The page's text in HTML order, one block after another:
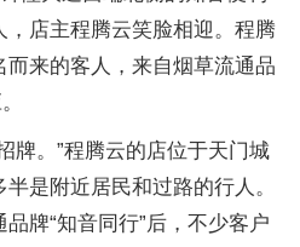
，店主程腾云笑脸相迎。程腾
来的客人，来自烟草流通品
牌。”程腾云的店位于天门城
是附近居民和过路的行人。
牌“知音同行”后，不少客户